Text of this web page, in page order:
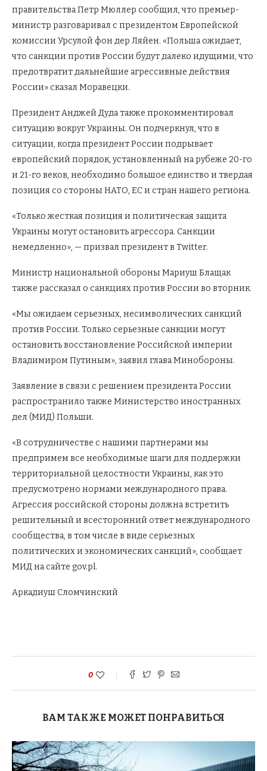
правительства Петр Мюллер сообщил, что премьер-
министр разговаривал с президентом Европейской
комиссии Урсулой фон дер Ляйен. «Польша ожидает,
что санкции против России будут далеко идущими, что
предотвратит дальнейшие агрессивные действия
России» сказал Моравецки.
Президент Анджей Дуда также прокомментировал
ситуацию вокруг Украины. Он подчеркнул, что в
ситуации, когда президент России подрывает
европейский порядок, установленный на рубеже 20-го
и 21-го веков, необходимо большое единство и твердая
позиция со стороны НАТО, ЕС и стран нашего региона.
«Только жесткая позиция и политическая защита
Украины могут остановить агрессора. Санкции
немедленно», — призвал президент в Twitter.
Министр национальной обороны Мариуш Блащак
также рассказал о санкциях против России во вторник.
«Мы ожидаем серьезных, несимволических санкций
против России. Только серьезные санкции могут
остановить восстановление Российской империи
Владимиром Путиным», заявил глава Минобороны.
Заявление в связи с решением президента России
распространило также Министерство иностранных
дел (МИД) Польши.
«В сотрудничестве с нашими партнерами мы
предпримем все необходимые шаги для поддержки
территориальной целостности Украины, как это
предусмотрено нормами международного права.
Агрессия российской стороны должна встретить
решительный и всесторонний ответ международного
сообщества, в том числе в виде серьезных
политических и экономических санкций», сообщает
МИД на сайте gov.pl.
Аркадиуш Сломчинский
0
ВАМ ТАКЖЕ МОЖЕТ ПОНРАВИТЬСЯ